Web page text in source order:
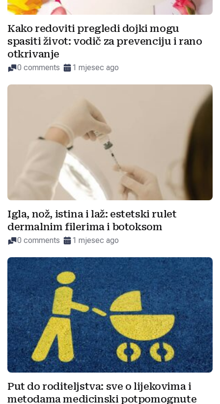
Kako redoviti pregledi dojki mogu
spasiti život: vodič za prevenciju i rano
otkrivanje
0 comments 1 mjesec ago
Igla, nož, istina i laž: estetski rulet
dermalnim filerima i botoksom
0 comments 1 mjesec ago
Put do roditeljstva: sve o lijekovima i
metodama medicinski potpomognute